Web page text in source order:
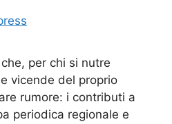
per chi si nutre
vicende del proprio
rumore: i contributi a
periodica regionale e